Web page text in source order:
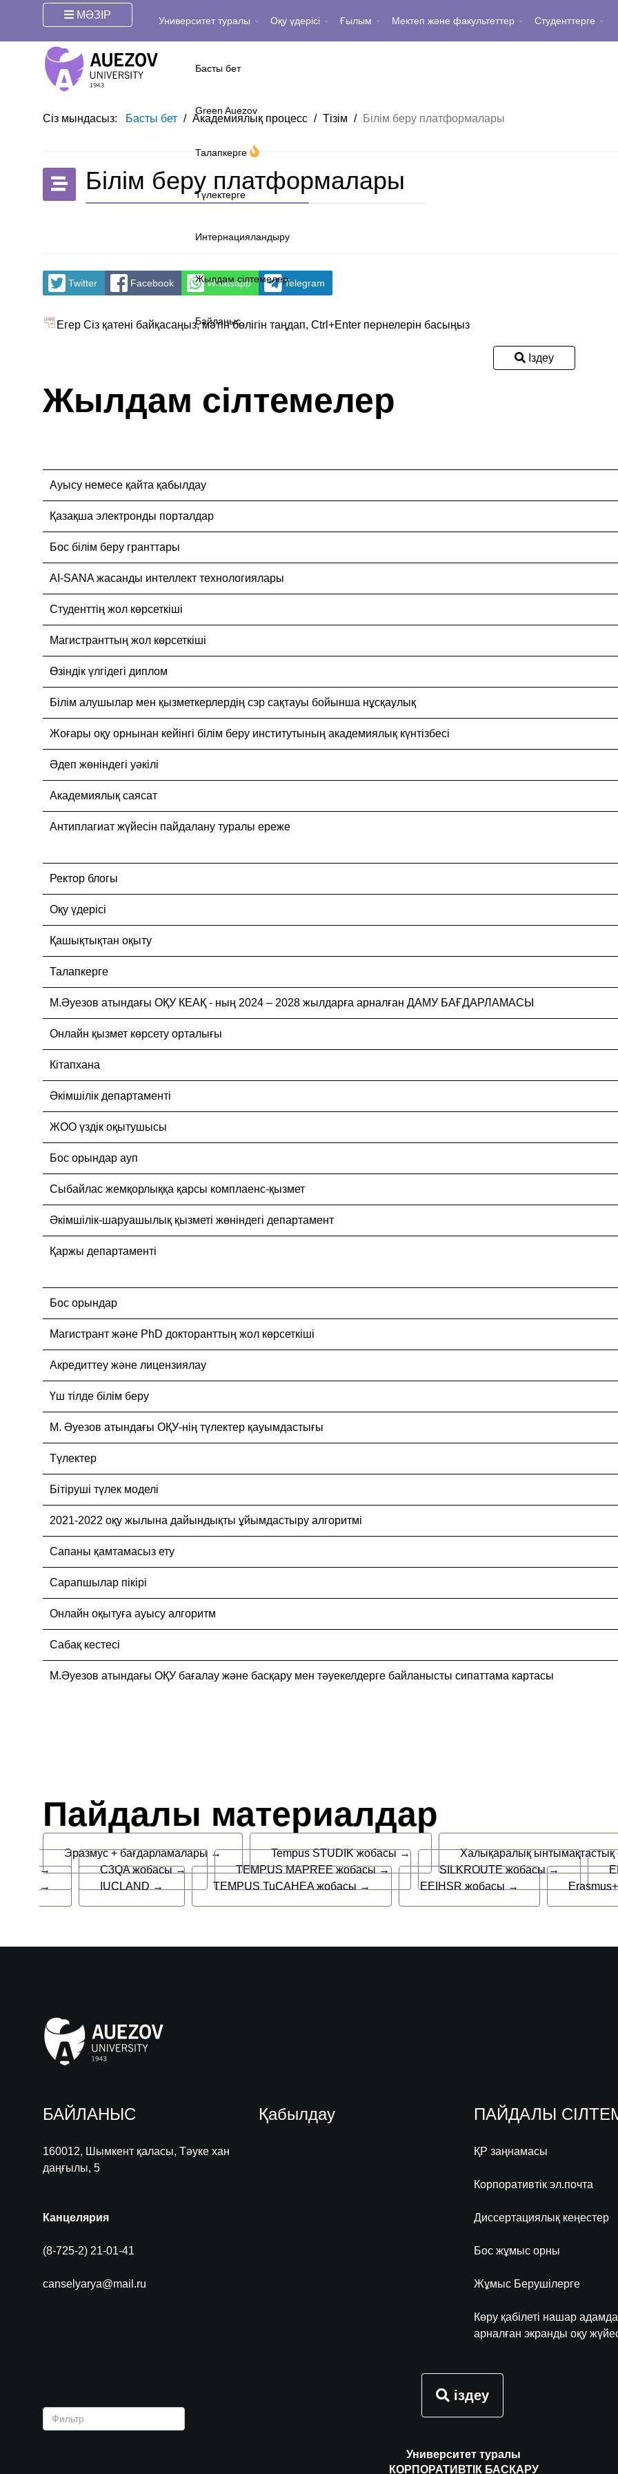
МӘЗІР Университет туралы Оқу үдерісі Ғылым Мектеп және факультеттер Студенттерге
Басты бет
Green Auezov
Талапкерге
Түлектерге
Интернацияландыру
Жылдам сілтемелер
Байланыс
Іздеу
Сіз мындасыз: Басты бет / Академиялық процесс / Тізім / Білім беру платформалары
Білім беру платформалары
Twitter Facebook Whatsapp Telegram
Егер Сіз қатені байқасаңыз, мәтін бөлігін таңдап, Ctrl+Enter пернелерін басыңыз
Жылдам сілтемелер
Ауысу немесе қайта қабылдау
Қазақша электронды порталдар
Бос білім беру гранттары
AI-SANA жасанды интеллект технологиялары
Студенттің жол көрсеткіші
Магистранттың жол көрсеткіші
Өзіндік үлгідегі диплом
Білім алушылар мен қызметкерлердің сэр сақтауы бойынша нұсқаулық
Жоғары оқу орнынан кейінгі білім беру институтының академиялық күнтізбесі
Әдеп жөніндегі уәкілі
Академиялық саясат
Антиплагиат жүйесін пайдалану туралы ереже
Ректор блогы
Оқу үдерісі
Қашықтықтан оқыту
Талапкерге
М.Әуезов атындағы ОҚУ КЕАҚ - ның 2024 – 2028 жылдарға арналған ДАМУ БАҒДАРЛАМАСЫ
Онлайн қызмет көрсету орталығы
Кітапхана
Әкімшілік департаменті
ЖОО үздік оқытушысы
Бос орындар ауп
Cыбайлас жемқорлыққа қарсы комплаенс-қызмет
Әкімшілік-шаруашылық қызметі жөніндегі департамент
Қаржы департаменті
Бос орындар
Магистрант және PhD докторанттың жол көрсеткіші
Акредиттеу және лицензиялау
Үш тілде білім беру
М. Әуезов атындағы ОҚУ-нің түлектер қауымдастығы
Түлектер
Бітіруші түлек моделі
2021-2022 оқу жылына дайындықты ұйымдастыру алгоритмі
Сапаны қамтамасыз ету
Сарапшылар пікірі
Онлайн оқытуға ауысу алгоритм
Сабақ кестесі
М.Әуезов атындағы ОҚУ бағалау және басқару мен тәуекелдерге байланысты сипаттама картасы
Пайдалы материалдар
Эразмус + бағдарламалары → Tempus STUDIK жобасы → Халықаралық
→
C3QA жобасы → TEMPUS MAPREE жобасы → SILKROUTE жобасы →
→
IUCLAND → TEMPUS TuCAHEA жобасы → EEIHSR жобасы →
БАЙЛАНЫС
160012, Шымкент қаласы, Тәуке хан
даңғылы, 5
Канцелярия
(8-725-2) 21-01-41
canselyarya@mail.ru
Қабылдау ПАЙДАЛЫ
ҚР заңнамасы
Корпоративтік эл.почта
Диссертациялық кеңестер
Бос жұмыс орны
Жұмыс Берушілерге
Көру қабілеті нашар
арналған экранды оқу
іздеу
Университет туралы
КОРПОРАТИВТІК БАСҚАРУ